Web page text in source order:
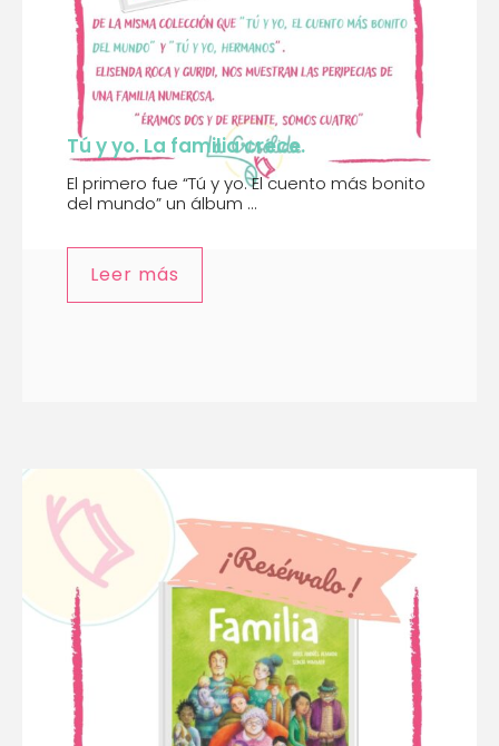
Tú y yo. La familia crece.
El primero fue “Tú y yo. El cuento más bonito
del mundo” un álbum ...
Leer más